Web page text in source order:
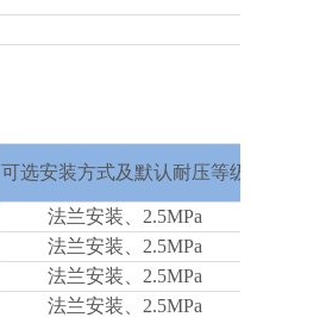
可选安装方式及默认耐压等级
法兰安装、2.5MPa
法兰安装、2.5MPa
法兰安装、2.5MPa
法兰安装、2.5MPa